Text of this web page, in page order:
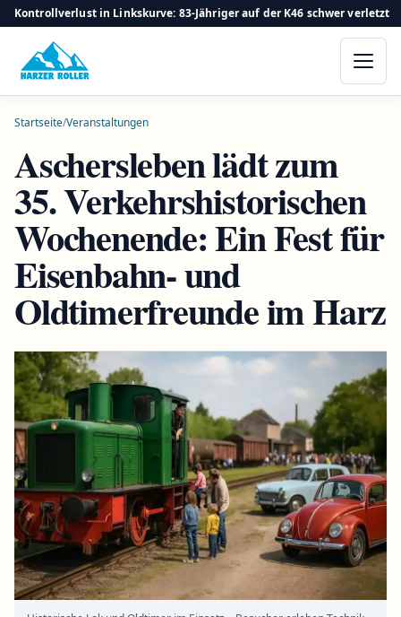
Kontrollverlust in Linkskurve: 83-Jähriger auf der K46 schwer verletzt
Startseite/Veranstaltungen
Aschersleben lädt zum
35. Verkehrshistorischen
Wochenende: Ein Fest für
Eisenbahn- und
Oldtimerfreunde im Harz